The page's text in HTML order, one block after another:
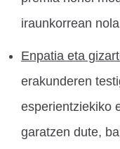
iraunkorrean
Enpatia eta
erakunderen
esperientziekiko
garatzen dute,